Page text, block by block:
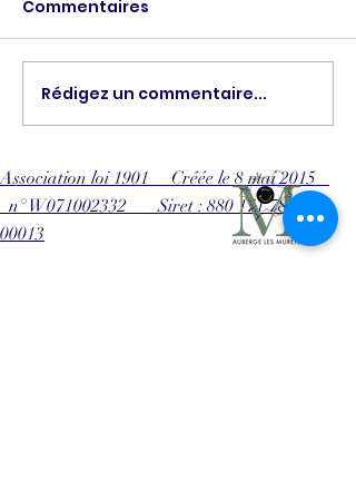
Compétition
DECATHLON
Commentaires
Rédigez un commentaire...
Association loi 1901 Créée le 8 mai 2015
n° W071002332 Siret : 880 171 780
00013